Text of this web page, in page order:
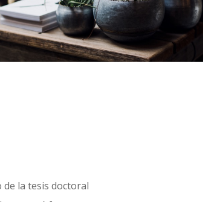
de la tesis doctoral